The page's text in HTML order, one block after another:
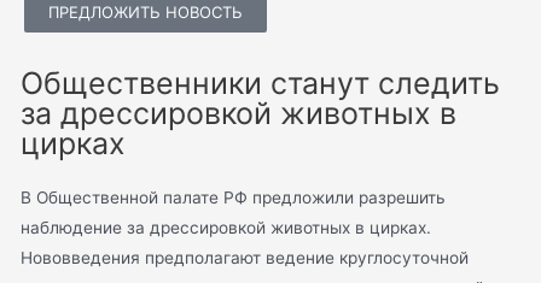
ПРЕДЛОЖИТЬ НОВОСТЬ
Общественники станут следить
за дрессировкой животных в
цирках
В Общественной палате РФ предложили разрешить
наблюдение за дрессировкой животных в цирках.
Нововведения предполагают ведение круглосуточной